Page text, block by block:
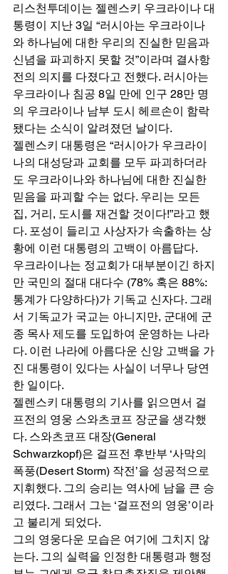
리스천투데이는 젤렌스키 우크라이나 대
통령이 지난 3일 “러시아는 우크라이나
와 하나님에 대한 우리의 진실한 믿음과
신념을 파괴하지 못할 것”이라며 결사항
전의 의지를 다졌다고 전했다. 러시아는
우크라이나 침공 8일 만에 인구 28만 명
의 우크라이나 남부 도시 헤르손이 함락
됐다는 소식이 알려졌던 날이다.
젤렌스키 대통령은 “러시아가 우크라이
나의 대성당과 교회를 모두 파괴하더라
도 우크라이나와 하나님에 대한 진실한
믿음을 파괴할 수는 없다. 우리는 모든
집, 거리, 도시를 재건할 것이다!”라고 했
다. 포성이 들리고 사상자가 속출하는 상
황에 이런 대통령의 고백이 아름답다.
우크라이나는 정교회가 대부분이긴 하지
만 국민의 절대 대다수 (78% 혹은 88%:
통계가 다양하다)가 기독교 신자다. 그래
서 기독교가 국교는 아니지만, 군대에 군
종 목사 제도를 도입하여 운영하는 나라
다. 이런 나라에 아름다운 신앙 고백을 가
진 대통령이 있다는 사실이 너무나 당연
한 일이다.
젤렌스키 대통령의 기사를 읽으면서 걸
프전의 영웅 스와츠코프 장군을 생각했
다. 스와츠코프 대장(General
Schwarzkopf)은 걸프전 후반부 ‘사막의
폭풍(Desert Storm) 작전’을 성공적으로
지휘했다. 그의 승리는 역사에 남을 큰 승
리였다. 그래서 그는 ‘걸프전의 영웅’이라
고 불리게 되었다.
그의 영웅다운 모습은 여기에 그치지 않
는다. 그의 실력을 인정한 대통령과 행정